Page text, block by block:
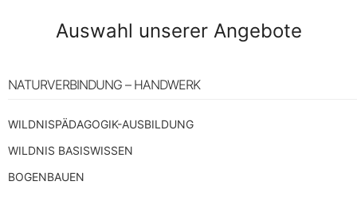
Auswahl unserer Angebote
NATURVERBINDUNG – HANDWERK
WILDNISPÄDAGOGIK-AUSBILDUNG
WILDNIS BASISWISSEN
BOGENBAUEN